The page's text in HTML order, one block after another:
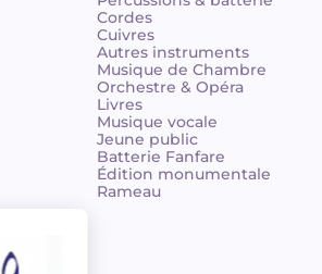
Cordes
Cuivres
Autres instruments
Musique de Chambre
Orchestre & Opéra
Livres
Musique vocale
Jeune public
Batterie Fanfare
Édition monumentale
Rameau